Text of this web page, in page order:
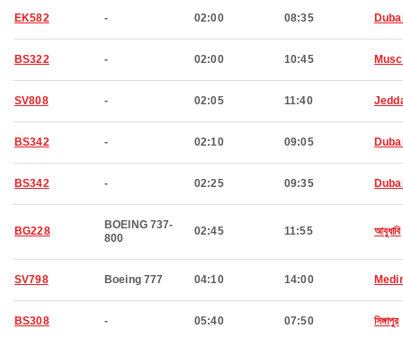
EK582 - 02:00 08:35
BS322 - 02:00 10:45
SV808 - 02:05 11:40
BS342 - 02:10 09:05
BS342 - 02:25 09:35
BG228
BOEING 737-
800
02:45 11:55 আবুধাবি
SV798 Boeing 777 04:10 14:00
BS308 - 05:40 07:50 সিঙ্গাপুর